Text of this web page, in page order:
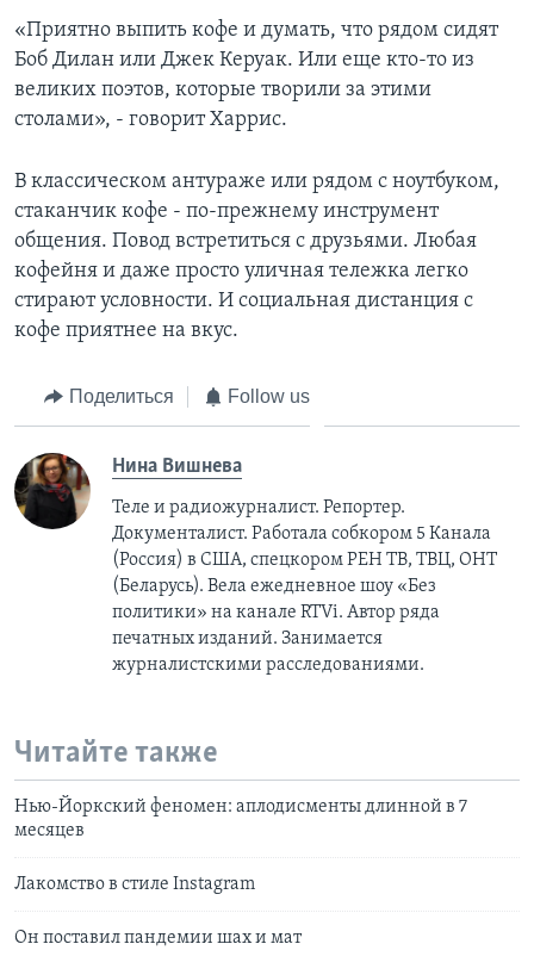
«Приятно выпить кофе и думать, что рядом сидят
Боб Дилан или Джек Керуак. Или еще кто-то из
великих поэтов, которые творили за этими
столами», - говорит Харрис.
В классическом антураже или рядом с ноутбуком,
стаканчик кофе - по-прежнему инструмент
общения. Повод встретиться с друзьями. Любая
кофейня и даже просто уличная тележка легко
стирают условности. И социальная дистанция с
кофе приятнее на вкус.
Поделиться Follow us
Нина Вишнева
Теле и радиожурналист. Репортер.
Документалист. Работала собкором 5 Канала
(Россия) в США, спецкором РЕН ТВ, ТВЦ, ОНТ
(Беларусь). Вела ежедневное шоу «Без
политики» на канале RTVi. Автор ряда
печатных изданий. Занимается
журналистскими расследованиями.
Читайте также
Нью-Йоркский феномен: аплодисменты длинной в 7
месяцев
Лакомство в стиле Instagram
Он поставил пандемии шах и мат